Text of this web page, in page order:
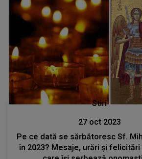
Stiri
27 oct 2023
Pe ce dată se sărbătoresc Sf.
în 2023? Mesaje, urări și